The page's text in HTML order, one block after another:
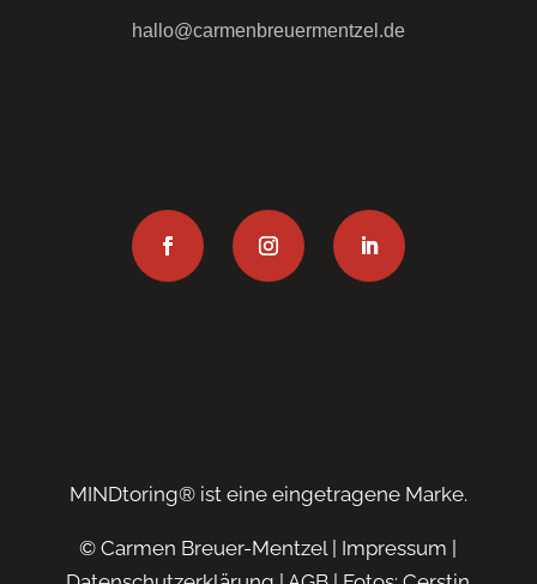
hallo@carmenbreuermentzel.de
MINDtoring® ist eine eingetragene Marke.
© Carmen Breuer-Mentzel | Impressum |